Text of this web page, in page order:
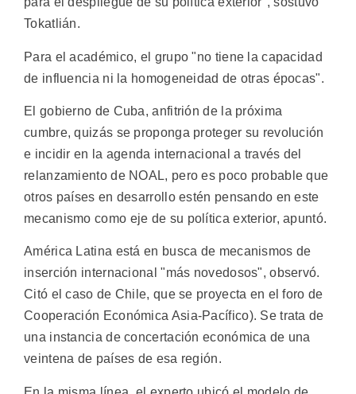
Tokatlián.
Para el académico, el grupo "no tiene la capacidad
de influencia ni la homogeneidad de otras épocas".
El gobierno de Cuba, anfitrión de la próxima
cumbre, quizás se proponga proteger su revolución
e incidir en la agenda internacional a través del
relanzamiento de NOAL, pero es poco probable que
otros países en desarrollo estén pensando en este
mecanismo como eje de su política exterior, apuntó.
América Latina está en busca de mecanismos de
inserción internacional "más novedosos", observó.
Citó el caso de Chile, que se proyecta en el foro de
Cooperación Económica Asia-Pacífico). Se trata de
una instancia de concertación económica de una
veintena de países de esa región.